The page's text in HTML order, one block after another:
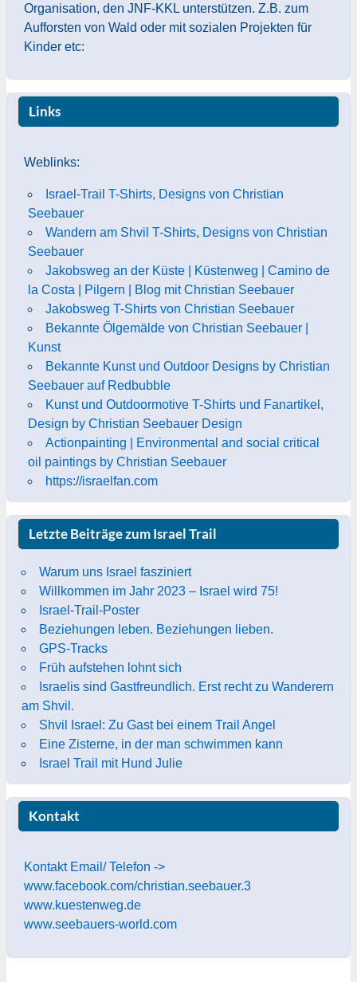
Organisation, den JNF-KKL unterstützen. Z.B. zum
Aufforsten von Wald oder mit sozialen Projekten für
Kinder etc:
Links
Weblinks:
Israel-Trail T-Shirts, Designs von Christian
Seebauer
Wandern am Shvil T-Shirts, Designs von Christian
Seebauer
Jakobsweg an der Küste | Küstenweg | Camino de
la Costa | Pilgern | Blog mit Christian Seebauer
Jakobsweg T-Shirts von Christian Seebauer
Bekannte Ölgemälde von Christian Seebauer |
Kunst
Bekannte Kunst und Outdoor Designs by Christian
Seebauer auf Redbubble
Kunst und Outdoormotive T-Shirts und Fanartikel,
Design by Christian Seebauer Design
Actionpainting | Environmental and social critical
oil paintings by Christian Seebauer
https://israelfan.com
Letzte Beiträge zum Israel Trail
Warum uns Israel fasziniert
Willkommen im Jahr 2023 – Israel wird 75!
Israel-Trail-Poster
Beziehungen leben. Beziehungen lieben.
GPS-Tracks
Früh aufstehen lohnt sich
Israelis sind Gastfreundlich. Erst recht zu Wanderern
am Shvil.
Shvil Israel: Zu Gast bei einem Trail Angel
Eine Zisterne, in der man schwimmen kann
Israel Trail mit Hund Julie
Kontakt
Kontakt Email/ Telefon ->
www.facebook.com/christian.seebauer.3
www.kuestenweg.de
www.seebauers-world.com